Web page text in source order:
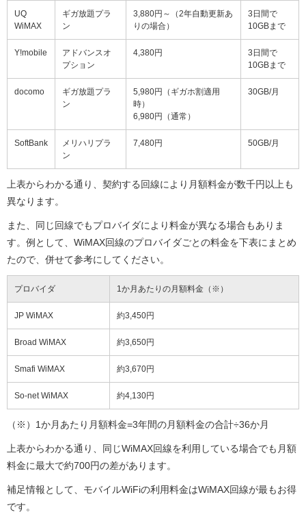
UQ
WiMAX
ギガ放題プラ
ン
3,880円～（2年自動更新あ
りの場合）
3日間で
10GBまで
Y!mobile
アドバンスオ
プション
4,380円
3日間で
10GBまで
docomo
ギガ放題プラ
ン
5,980円（ギガホ割適用
時）
6,980円（通常）
30GB/月
SoftBank
メリハリプラ
ン
7,480円 50GB/月
上表からわかる通り、契約する回線により月額料金が数千円以上も
異なります。
また、同じ回線でもプロバイダにより料金が異なる場合もありま
す。例として、WiMAX回線のプロバイダごとの料金を下表にまとめ
たので、併せて参考にしてください。
プロバイダ 1か月あたりの月額料金（※）
JP WiMAX 約3,450円
Broad WiMAX 約3,650円
Smafi WiMAX 約3,670円
So-net WiMAX 約4,130円
（※）1か月あたり月額料金=3年間の月額料金の合計÷36か月
上表からわかる通り、同じWiMAX回線を利用している場合でも月額
料金に最大で約700円の差があります。
補足情報として、モバイルWiFiの利用料金はWiMAX回線が最もお得
です。